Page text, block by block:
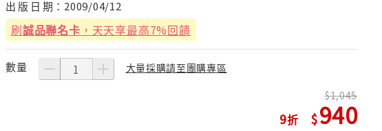
出 版 日 期： 2009/04/12
刷誠品聯名卡 ，天天享最高7%回饋
數量 大量採購請至團購專區
9
1,045
940